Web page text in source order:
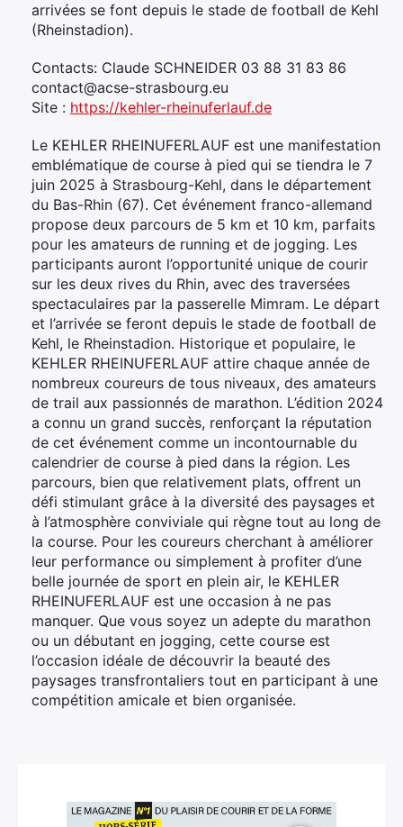
arrivées se font depuis le stade de football de Kehl
(Rheinstadion).
Contacts: Claude SCHNEIDER 03 88 31 83 86
contact@acse-strasbourg.eu
Site : https://kehler-rheinuferlauf.de
Le KEHLER RHEINUFERLAUF est une manifestation
emblématique de course à pied qui se tiendra le 7
juin 2025 à Strasbourg-Kehl, dans le département
du Bas-Rhin (67). Cet événement franco-allemand
propose deux parcours de 5 km et 10 km, parfaits
pour les amateurs de running et de jogging. Les
participants auront l’opportunité unique de courir
sur les deux rives du Rhin, avec des traversées
spectaculaires par la passerelle Mimram. Le départ
et l’arrivée se feront depuis le stade de football de
Kehl, le Rheinstadion. Historique et populaire, le
KEHLER RHEINUFERLAUF attire chaque année de
nombreux coureurs de tous niveaux, des amateurs
de trail aux passionnés de marathon. L’édition 2024
a connu un grand succès, renforçant la réputation
de cet événement comme un incontournable du
calendrier de course à pied dans la région. Les
parcours, bien que relativement plats, offrent un
défi stimulant grâce à la diversité des paysages et
à l’atmosphère conviviale qui règne tout au long de
la course. Pour les coureurs cherchant à améliorer
leur performance ou simplement à profiter d’une
belle journée de sport en plein air, le KEHLER
RHEINUFERLAUF est une occasion à ne pas
manquer. Que vous soyez un adepte du marathon
ou un débutant en jogging, cette course est
l’occasion idéale de découvrir la beauté des
paysages transfrontaliers tout en participant à une
compétition amicale et bien organisée.